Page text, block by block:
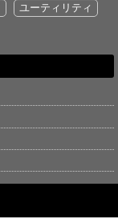
ユーティリティ